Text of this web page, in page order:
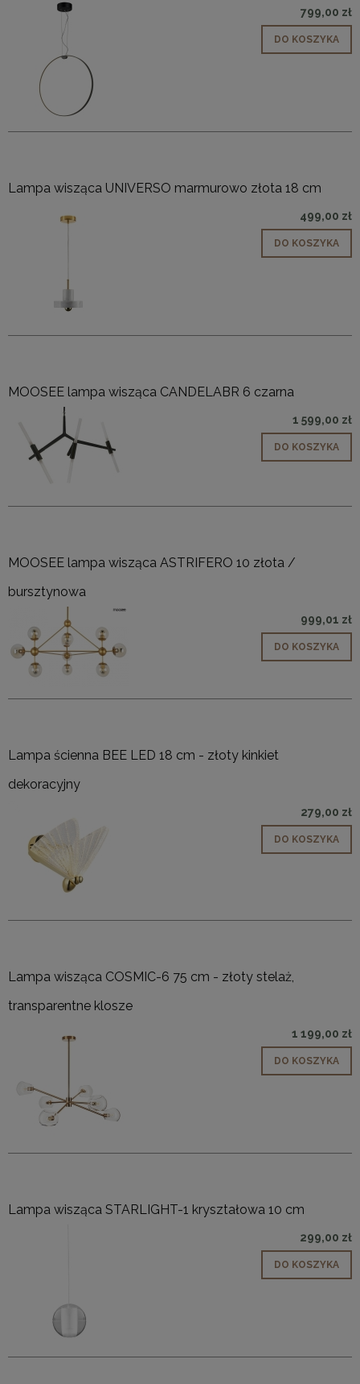
799,00 zł
DO KOSZYKA
Lampa wisząca UNIVERSO marmurowo złota 18 cm
499,00 zł
DO KOSZYKA
MOOSEE lampa wisząca CANDELABR 6 czarna
1 599,00 zł
DO KOSZYKA
MOOSEE lampa wisząca ASTRIFERO 10 złota /
bursztynowa
999,01 zł
DO KOSZYKA
Lampa ścienna BEE LED 18 cm - złoty kinkiet
dekoracyjny
279,00 zł
DO KOSZYKA
Lampa wisząca COSMIC-6 75 cm - złoty stelaż,
transparentne klosze
1 199,00 zł
DO KOSZYKA
Lampa wisząca STARLIGHT-1 kryształowa 10 cm
299,00 zł
DO KOSZYKA